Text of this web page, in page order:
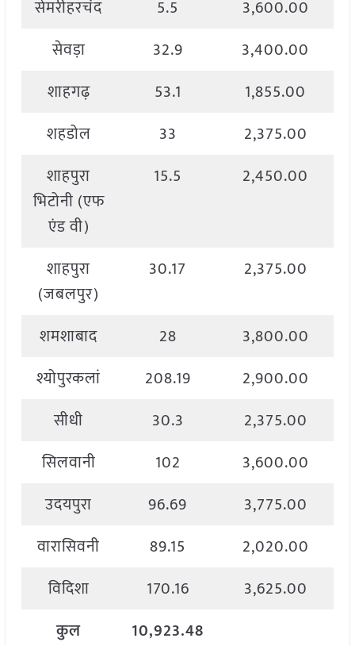
सेमरीहरचंद
5.5
3,600.00
सेवड़ा
32.9
3,400.00
शाहगढ़
53.1
1,855.00
शहडोल
33
2,375.00
शाहपुरा
भिटोनी (एफ
एंड वी)
15.5 2,450.00
शाहपुरा
(जबलपुर)
30.17 2,375.00
शमशाबाद 28
3,800.00
श्योपुरकलां
208.19
2,900.00
सीधी
30.3
2,375.00
सिलवानी
102
3,600.00
उदयपुरा
96.69
3,775.00
वारासिवनी
89.15
2,020.00
विदिशा
170.16
3,625.00
कुल
10,923.48